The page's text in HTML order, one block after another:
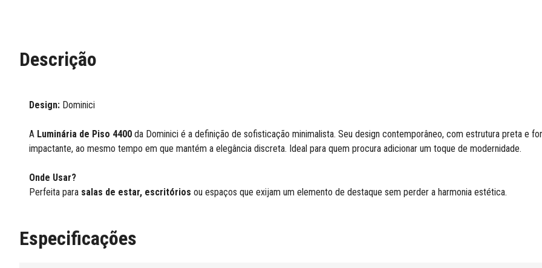
Descrição
Design: Dominici
A Luminária de Piso 4400 da Dominici é a definição de sofisticação minimalista. Seu design contemporâneo, com estrutura preta e
impactante, ao mesmo tempo em que mantém a elegância discreta. Ideal para quem procura adicionar um toque de modernidade.
Onde Usar?
Perfeita para salas de estar, escritórios ou espaços que exijam um elemento de destaque sem perder a harmonia estética.
Especificações